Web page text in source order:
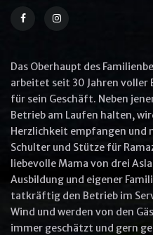
Das Oberhaupt des
arbeitet seit 30 Jahren voller
für sein Geschäft. Neben
Betrieb am Laufen halten,
Herzlichkeit empfangen und
Schulter und Stütze für
liebevolle Mama von drei
Ausbildung und eigener
tatkräftig den Betrieb im
Wind und werden von den
immer geschätzt und gern
Commodo
Other options
Ullam laboris
commodo
Ut enim ad